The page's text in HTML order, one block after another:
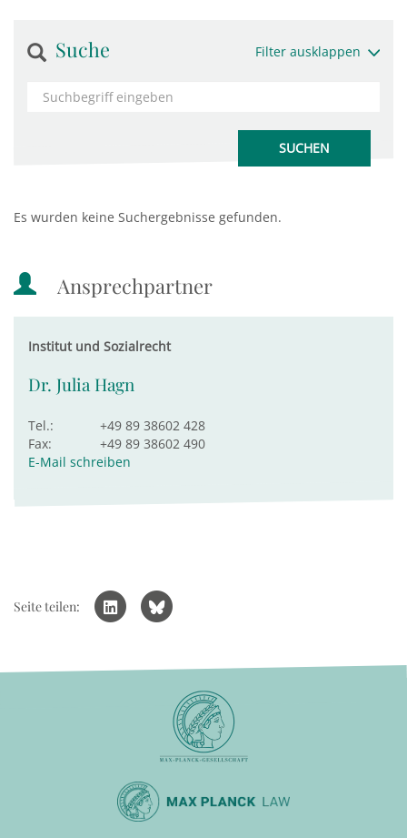
Suche Filter ausklappen
Es wurden keine Suchergebnisse gefunden.
Ansprechpartner
Institut und Sozialrecht
Dr. Julia Hagn
Tel.:
+49 89 38602 428
Fax:
+49 89 38602 490
E-Mail schreiben
Seite teilen: